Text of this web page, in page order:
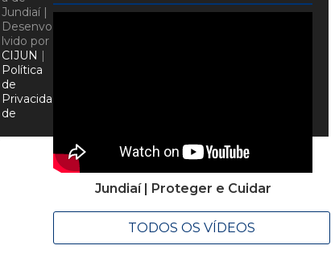
Jundiaí | Proteger e Cuidar
TODOS OS VÍDEOS
Jundiaí |
Desenvo
lvido por
CIJUN |
Política
de
Privacida
de